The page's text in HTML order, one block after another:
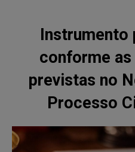
Instrumento
conforme
previstas no
Processo